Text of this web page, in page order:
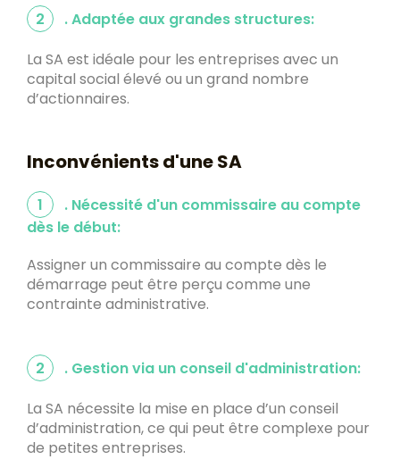
2
. Adaptée aux grandes structures:
La SA est idéale pour les entreprises avec un
capital social élevé ou un grand nombre
d’actionnaires.
Inconvénients d'une SA
1
. Nécessité d'un commissaire au compte
dès le début:
Assigner un commissaire au compte dès le
démarrage peut être perçu comme une
contrainte administrative.
2
. Gestion via un conseil d'administration:
La SA nécessite la mise en place d’un conseil
d’administration, ce qui peut être complexe pour
de petites entreprises.